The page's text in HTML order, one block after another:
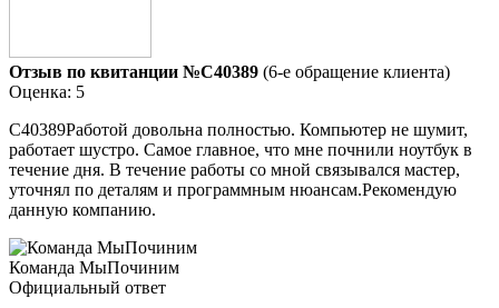
Отзыв по квитанции №C40389 (6-е обращение клиента)
Оценка: 5
C40389Работой довольна полностью. Компьютер не шумит,
работает шустро. Самое главное, что мне почнили ноутбук в
течение дня. В течение работы со мной связывался мастер,
уточнял по деталям и программным нюансам.Рекомендую
данную компанию.
Команда МыПочиним
Официальный ответ